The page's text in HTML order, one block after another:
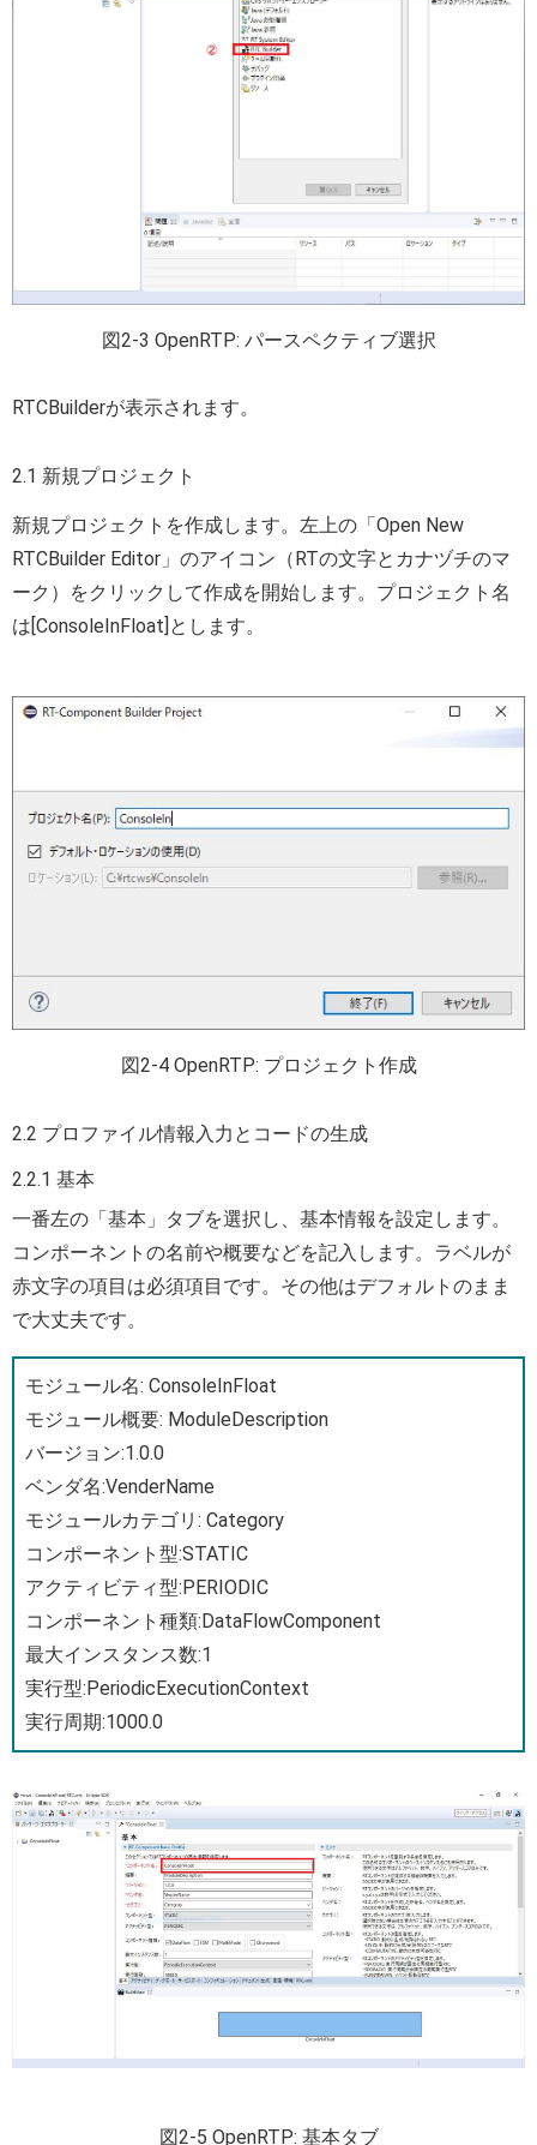
図2-3 OpenRTP: パースペクティブ選択
RTCBuilderが表示されます。
2.1 新規プロジェクト
新規プロジェクトを作成します。左上の「Open New
RTCBuilder Editor」のアイコン（RTの文字とカナヅチのマ
ーク）をクリックして作成を開始します。プロジェクト名
は[ConsoleInFloat]とします。
図2-4 OpenRTP: プロジェクト作成
2.2 プロファイル情報入力とコードの生成
2.2.1 基本
一番左の「基本」タブを選択し、基本情報を設定します。
コンポーネントの名前や概要などを記入します。ラベルが
赤文字の項目は必須項目です。その他はデフォルトのまま
で大丈夫です。
モジュール名: ConsoleInFloat
モジュール概要: ModuleDescription
バージョン:1.0.0
ベンダ名:VenderName
モジュールカテゴリ: Category
コンポーネント型:STATIC
アクティビティ型:PERIODIC
コンポーネント種類:DataFlowComponent
最大インスタンス数:1
実行型:PeriodicExecutionContext
実行周期:1000.0
図2-5 OpenRTP: 基本タブ